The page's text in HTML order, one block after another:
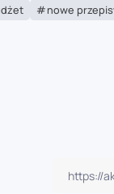
nowe